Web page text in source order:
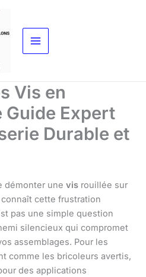
Vis en
Guide Expert
Durable et
démonter une vis rouillée sur
cette frustration
pas une simple question
silencieux qui compromet
assemblages. Pour les
comme les bricoleurs avertis,
des applications